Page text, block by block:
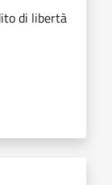
di libertà